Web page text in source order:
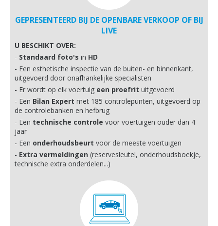
GEPRESENTEERD BIJ DE OPENBARE VERKOOP OF BIJ
LIVE
U BESCHIKT OVER:
Standaard foto's in HD
Een esthetische inspectie van de buiten- en binnenkant,
uitgevoerd door onafhankelijke specialisten
Er wordt op elk voertuig een proefrit uitgevoerd
Een Bilan Expert met 185 controlepunten, uitgevoerd op
de controlebanken en hefbrug
Een technische controle voor voertuigen ouder dan 4
jaar
Een onderhoudsbeurt voor de meeste voertuigen
Extra vermeldingen (reservesleutel, onderhoudsboekje,
technische extra onderdelen...)